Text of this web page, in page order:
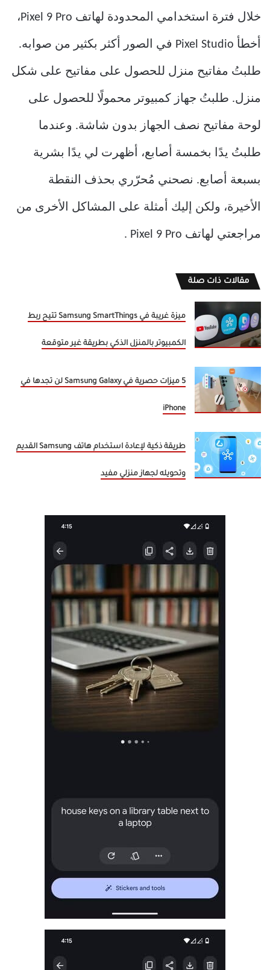
خلال فترة استخدامي المحدودة لهاتف Pixel 9 Pro،
أخطأ Pixel Studio في الصور أكثر بكثير من صوابه.
طلبتُ مفاتيح منزل للحصول على مفاتيح على شكل
منزل. طلبتُ جهاز كمبيوتر محمولًا للحصول على
لوحة مفاتيح نصف الجهاز بدون شاشة. وعندما
طلبتُ يدًا بخمسة أصابع، أظهرت لي يدًا بشرية
بسبعة أصابع. نصحني مُحرّري بحذف النقطة
الأخيرة، ولكن إليك أمثلة على المشاكل الأخرى من
مراجعتي لهاتف Pixel 9 Pro .
مقالات ذات صلة
ميزة غريبة في Samsung SmartThings تتيح ربط
الكمبيوتر بالمنزل الذكي بطريقة غير متوقعة
5 ميزات حصرية في Samsung Galaxy لن تجدها في
iPhone
طريقة ذكية لإعادة استخدام هاتف Samsung القديم
وتحويله لجهاز منزلي مفيد